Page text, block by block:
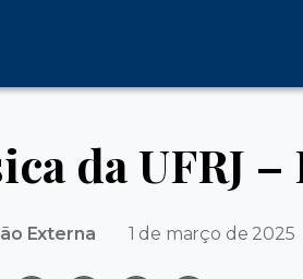
da UFRJ –
Externa 1 de março de 2025